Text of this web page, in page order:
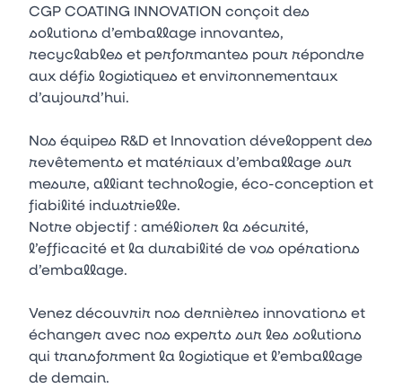
CGP COATING INNOVATION conçoit des
solutions d’emballage innovantes,
recyclables et performantes pour répondre
aux défis logistiques et environnementaux
d’aujourd’hui.
Nos équipes R&D et Innovation développent des
revêtements et matériaux d’emballage sur
mesure, alliant technologie, éco-conception et
fiabilité industrielle.
Notre objectif : améliorer la sécurité,
l’efficacité et la durabilité de vos opérations
d’emballage.
Venez découvrir nos dernières innovations et
échanger avec nos experts sur les solutions
qui transforment la logistique et l’emballage
de demain.